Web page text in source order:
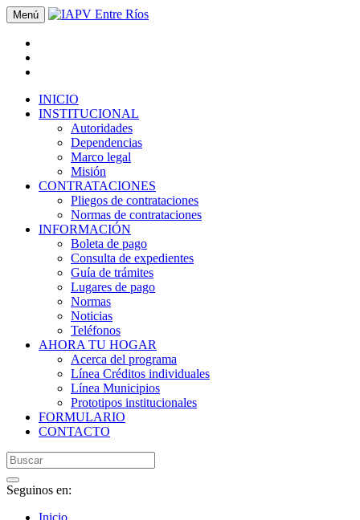
Menú
INICIO
INSTITUCIONAL
Autoridades
Dependencias
Marco legal
Misión
CONTRATACIONES
Pliegos de contrataciones
Normas de contrataciones
INFORMACIÓN
Boleta de pago
Consulta de expedientes
Guía de trámites
Lugares de pago
Normas
Noticias
Teléfonos
AHORA TU HOGAR
Acerca del programa
Línea Créditos individuales
Línea Municipios
Prototipos institucionales
FORMULARIO
CONTACTO
Seguinos en:
Inicio